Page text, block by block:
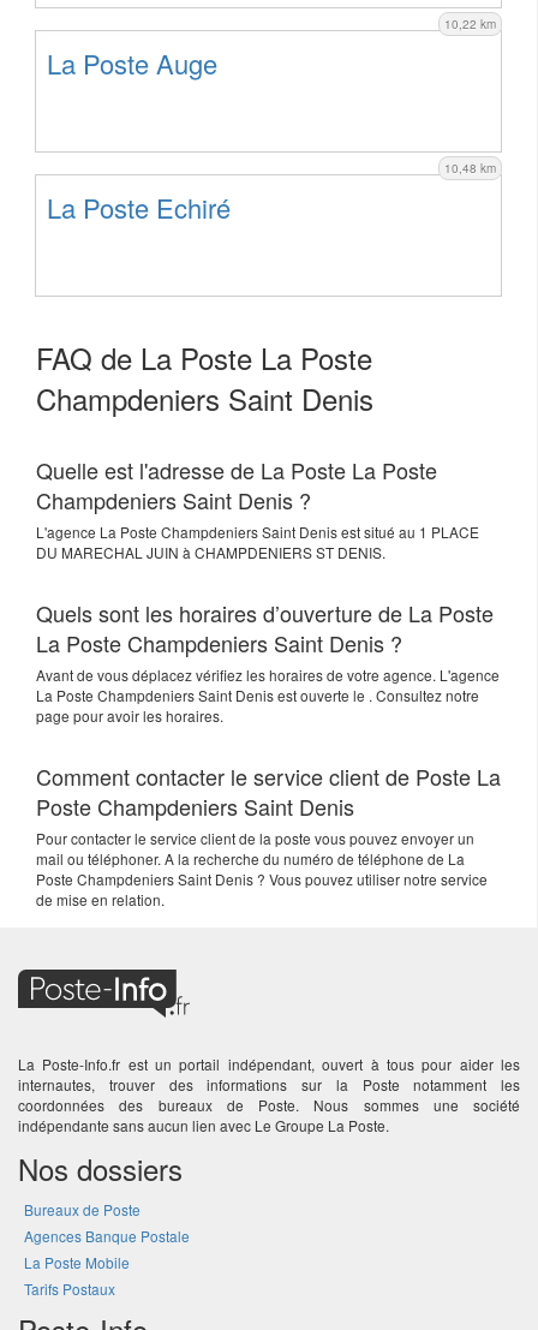
10,22 km
La Poste Auge
10,48 km
La Poste Echiré
FAQ de La Poste La Poste
Champdeniers Saint Denis
Quelle est l'adresse de La Poste La Poste
Champdeniers Saint Denis ?
L'agence La Poste Champdeniers Saint Denisest situé au 1 PLACE
DU MARECHAL JUIN à CHAMPDENIERS ST DENIS.
Quels sont les horaires d’ouverture de La Poste
La Poste Champdeniers Saint Denis ?
Avant de vous déplacez vérifiez les horaires de votre agence. L'agence
La Poste Champdeniers Saint Denis est ouverte le . Consultez notre
page pour avoir les horaires.
Comment contacter le service client de Poste La
Poste Champdeniers Saint Denis
Pour contacter le service client de la poste vous pouvez envoyer un
mail ou téléphoner. A la recherche du numéro de téléphone de La
Poste Champdeniers Saint Denis ? Vous pouvez utiliser notre service
de mise en relation.
La Poste-Info.fr est un portail indépendant, ouvert à tous pour aider les
internautes, trouver des informations sur la Poste notamment les
coordonnées des bureaux de Poste. Nous sommes une société
indépendante sans aucun lien avec Le Groupe La Poste.
Nos dossiers
Bureaux de Poste
Agences Banque Postale
La Poste Mobile
Tarifs Postaux